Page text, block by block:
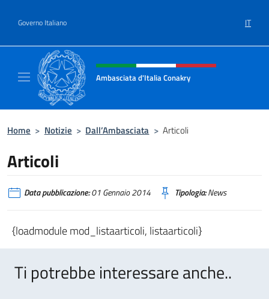
Governo Italiano IT
Intestazione sito, social e menù
Ambasciata d'Italia Conakry
Home > Notizie > Dall’Ambasciata > Articoli
Articoli
Data pubblicazione:01 Gennaio 2014 Tipologia:News
{loadmodule mod_listaarticoli, listaarticoli}
Ti potrebbe interessare anche..